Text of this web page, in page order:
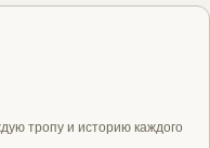
тропу и историю каждого